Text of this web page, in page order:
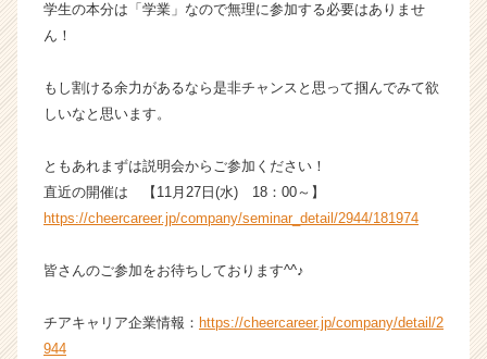
学生の本分は「学業」なので無理に参加する必要はありませ
ん！
もし割ける余力があるなら是非チャンスと思って掴んでみて欲
しいなと思います。
ともあれまずは説明会からご参加ください！
直近の開催は 【11月27日(水) 18：00～】
https://cheercareer.jp/company/seminar_detail/2944/181974
皆さんのご参加をお待ちしております^^♪
チアキャリア企業情報： https://cheercareer.jp/company/detail/2
944